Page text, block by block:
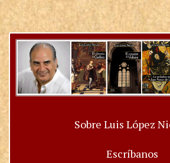
Sobre Luis López
Escríbanos